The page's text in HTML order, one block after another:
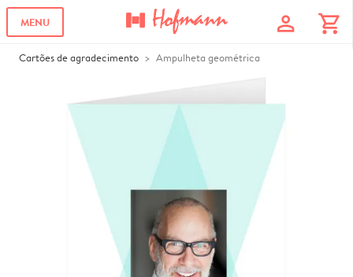
MENU profile shopping_cart
Cartões de agradecimento Ampulheta geométrica